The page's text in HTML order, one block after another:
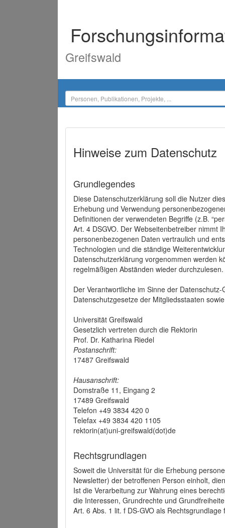
Greifswald
Hinweise zum Datenschutz
Grundlegendes
Diese Datenschutzerklärung soll die Nutzer
Erhebung und Verwendung
Definitionen der verwendeten Begriffe (z.B.
Art. 4 DSGVO. Der Webseitenbetreiber nimmt
personenbezogenen Daten vertraulich und
Technologien und die ständige
Datenschutzerklärung vorgenommen werden
regelmäßigen Abständen wieder durchzulesen.
Der Verantwortliche im Sinne der
Datenschutzgesetze der Mitgliedsstaaten
Universität Greifswald
Gesetzlich vertreten durch die Rektorin
Prof. Dr. Katharina Riedel
Postanschrift:
17487 Greifswald
Hausanschrift:
Domstraße 11, Eingang 2
17489 Greifswald
Telefon +49 3834 420 0
Telefax +49 3834 420 1105
rektorin(at)uni-greifswald(dot)de
Rechtsgrundlagen
Soweit die Universität für die Erhebung
Newsletter) der betroffenen Person einholt,
Ist die Verarbeitung zur Wahrung eines
die Interessen, Grundrechte und
Art. 6 Abs. 1 lit. f DS-GVO als